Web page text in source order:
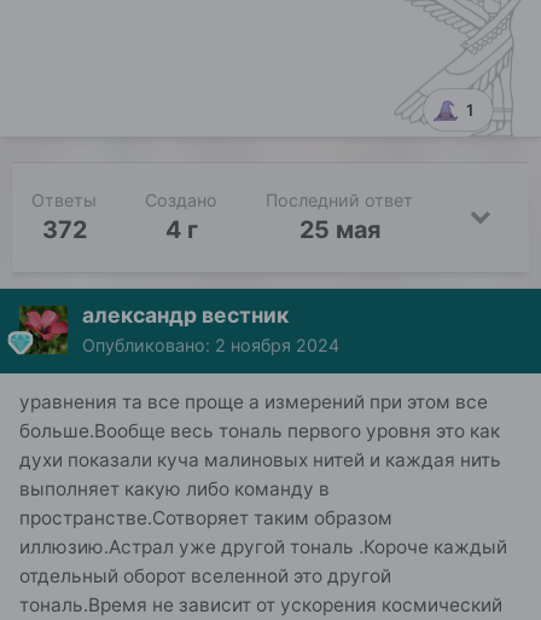
1
Ответы
372
Создано
4 г
Последний ответ
25 мая
александр вестник
Опубликовано: 2 ноября 2024
уравнения та все проще а измерений при этом все
больше.Вообще весь тональ первого уровня это как
духи показали куча малиновых нитей и каждая нить
выполняет какую либо команду в
пространстве.Сотворяет таким образом
иллюзию.Астрал уже другой тональ .Короче каждый
отдельный оборот вселенной это другой
тональ.Время не зависит от ускорения космический